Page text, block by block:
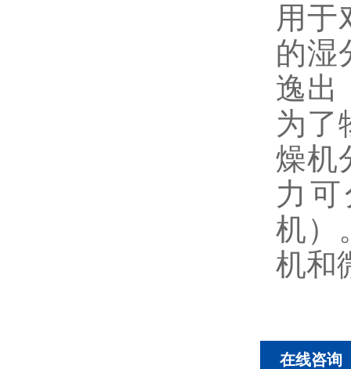
用于
的湿
逸出
为了
燥机
力
机）
在线咨询